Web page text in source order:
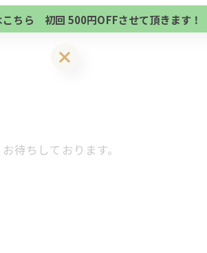
待ちしております。
せて頂きます。 既に 追加済の
お手数ですが、✖印でお閉じ下さい。
こちら 初回 500円OFFさせて頂きます！
こちら 初回 500円OFFさせて頂きます！